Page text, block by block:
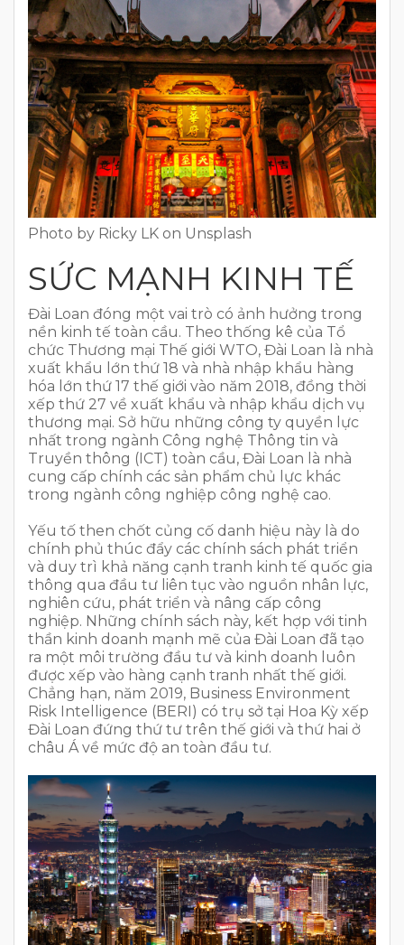
Photo by Ricky LK on Unsplash
SỨC MẠNH KINH TẾ
Đài Loan đóng một vai trò có ảnh hưởng trong
nền kinh tế toàn cầu. Theo thống kê của Tổ
chức Thương mại Thế giới WTO, Đài Loan là nhà
xuất khẩu lớn thứ 18 và nhà nhập khẩu hàng
hóa lớn thứ 17 thế giới vào năm 2018, đồng thời
xếp thứ 27 về xuất khẩu và nhập khẩu dịch vụ
thương mại. Sở hữu những công ty quyền lực
nhất trong ngành Công nghệ Thông tin và
Truyền thông (ICT) toàn cầu, Đài Loan là nhà
cung cấp chính các sản phẩm chủ lực khác
trong ngành công nghiệp công nghệ cao.
Yếu tố then chốt củng cố danh hiệu này là do
chính phủ thúc đẩy các chính sách phát triển
và duy trì khả năng cạnh tranh kinh tế quốc gia
thông qua đầu tư liên tục vào nguồn nhân lực,
nghiên cứu, phát triển và nâng cấp công
nghiệp. Những chính sách này, kết hợp với tinh
thần kinh doanh mạnh mẽ của Đài Loan đã tạo
ra một môi trường đầu tư và kinh doanh luôn
được xếp vào hàng cạnh tranh nhất thế giới.
Chẳng hạn, năm 2019, Business Environment
Risk Intelligence (BERI) có trụ sở tại Hoa Kỳ xếp
Đài Loan đứng thứ tư trên thế giới và thứ hai ở
châu Á về mức độ an toàn đầu tư.